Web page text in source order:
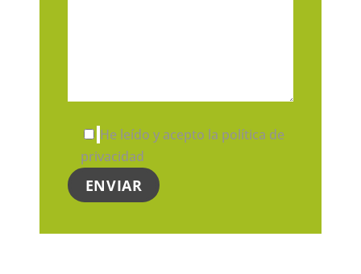
He leído y acepto la política de
privacidad